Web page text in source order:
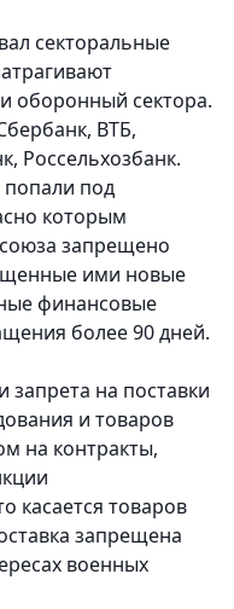
секторальные
оборонный сектора.
ВТБ,
Россельхозбанк.
под
которым
запрещено
ими новые
финансовые
более 90 дней.
запрета на поставки
и товаров
на контракты,
касается товаров
запрещена
военных